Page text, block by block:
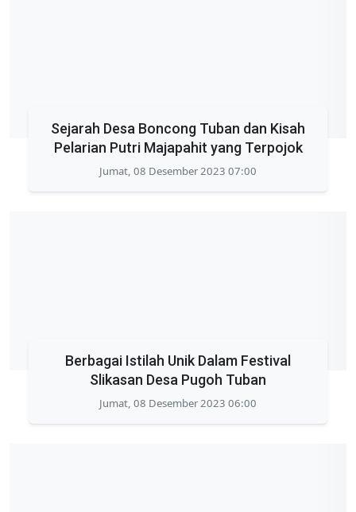
Sejarah Desa Boncong Tuban dan Kisah
Pelarian Putri Majapahit yang Terpojok
Jumat, 08 Desember 2023 07:00
Berbagai Istilah Unik Dalam Festival
Slikasan Desa Pugoh Tuban
Jumat, 08 Desember 2023 06:00